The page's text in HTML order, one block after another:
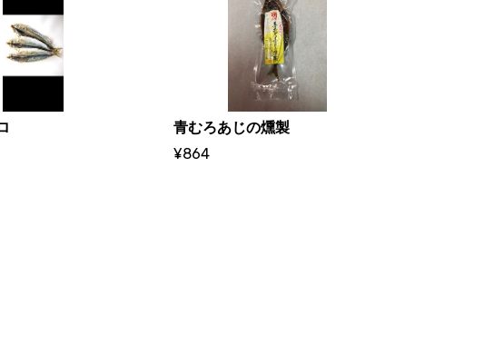
青むろあじの燻製
¥864